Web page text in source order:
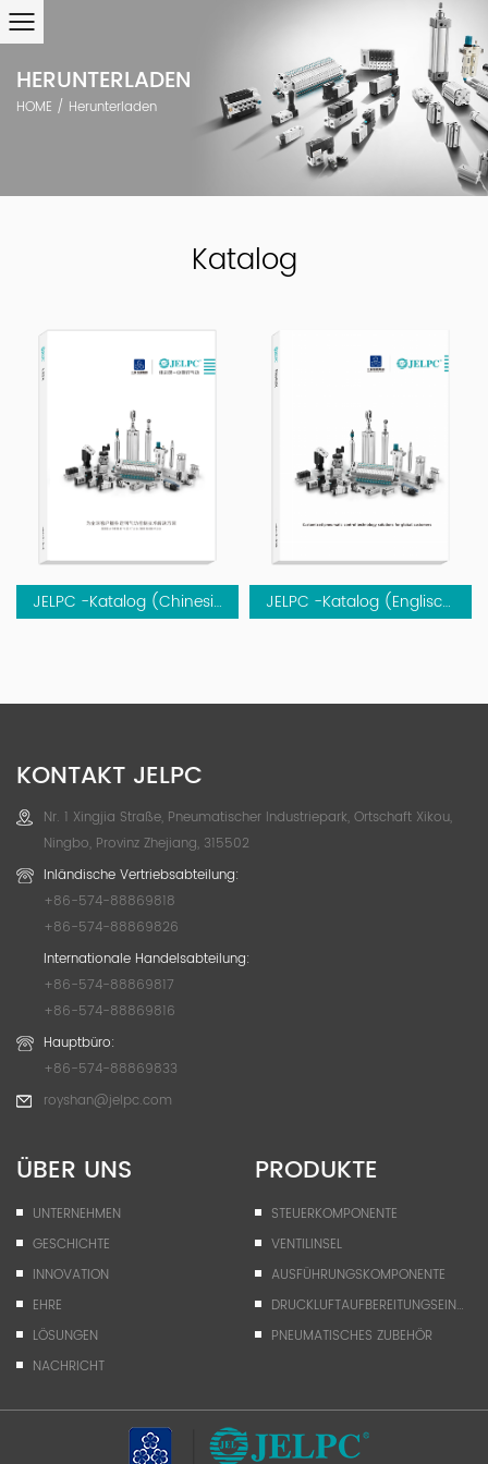
HERUNTERLADEN
HOME / Herunterladen
Katalog
JELPC -Katalog (Chinesisch) JELPC -Katalog (Englisch)
KONTAKT JELPC
Nr. 1 Xingjia Straße, Pneumatischer Industriepark, Ortschaft Xikou,
Ningbo, Provinz Zhejiang, 315502
Inländische Vertriebsabteilung:
+86-574-88869818
+86-574-88869826
Internationale Handelsabteilung:
+86-574-88869817
+86-574-88869816
Hauptbüro:
+86-574-88869833
royshan@jelpc.com
ÜBER UNS
UNTERNEHMEN
GESCHICHTE
INNOVATION
EHRE
LÖSUNGEN
NACHRICHT
PRODUKTE
STEUERKOMPONENTE
VENTILINSEL
AUSFÜHRUNGSKOMPONENTE
DRUCKLUFTAUFBEREITUNGSEINHEIT
PNEUMATISCHES ZUBEHÖR